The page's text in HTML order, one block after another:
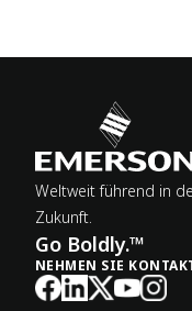
Weltweit führend in
Zukunft.
Go Boldly.™
NEHMEN SIE